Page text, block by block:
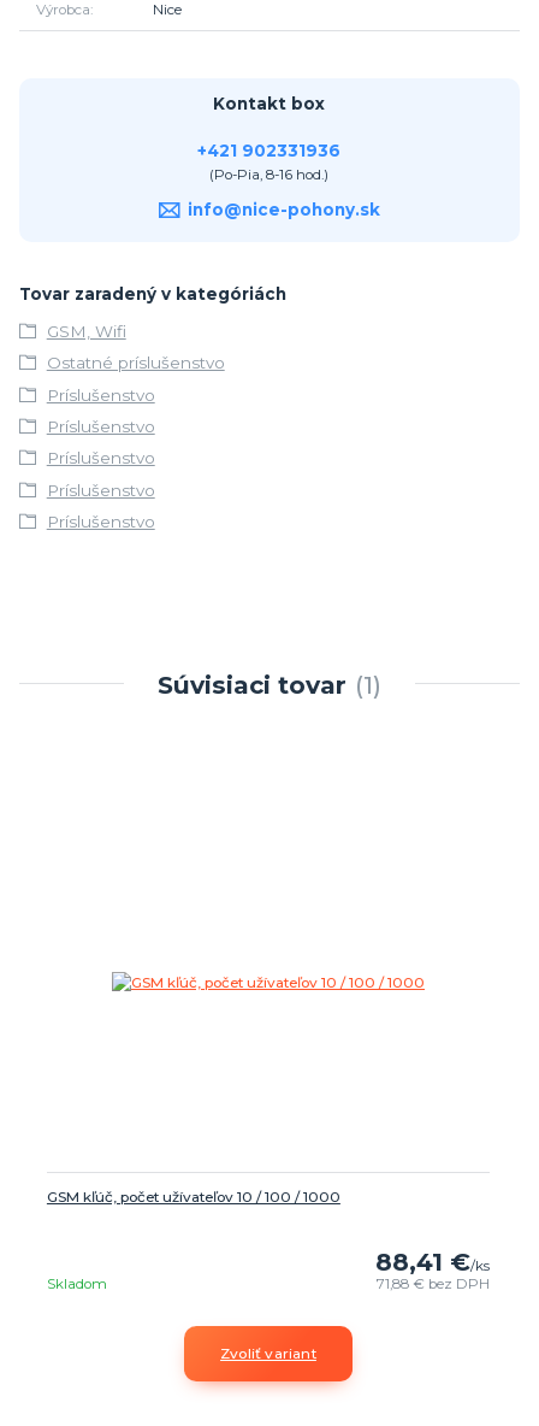
Výrobca Nice
Kontakt box
+421 902331936
(Po-Pia, 8-16 hod.)
info@nice-pohony.sk
Tovar zaradený v kategóriách
GSM, Wifi
Ostatné príslušenstvo
Príslušenstvo
Príslušenstvo
Príslušenstvo
Príslušenstvo
Príslušenstvo
Súvisiaci tovar 1
GSM kľúč, počet užívateľov 10 / 100 / 1000
88,41 €/ks
71,88 € bez DPH
Skladom
Zvoliť variant